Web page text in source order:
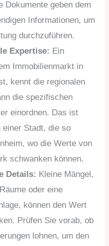
Dokumente geben dem
Informationen, um
durchzuführen.
Expertise: Ein
Immobilienmarkt in
kennt die regionalen
die spezifischen
einordnen. Das ist
einer Stadt, die so
wo die Werte von
schwanken können.
Details: Kleine Mängel,
oder eine
können den Wert
Prüfen Sie vorab, ob
lohnen, um den